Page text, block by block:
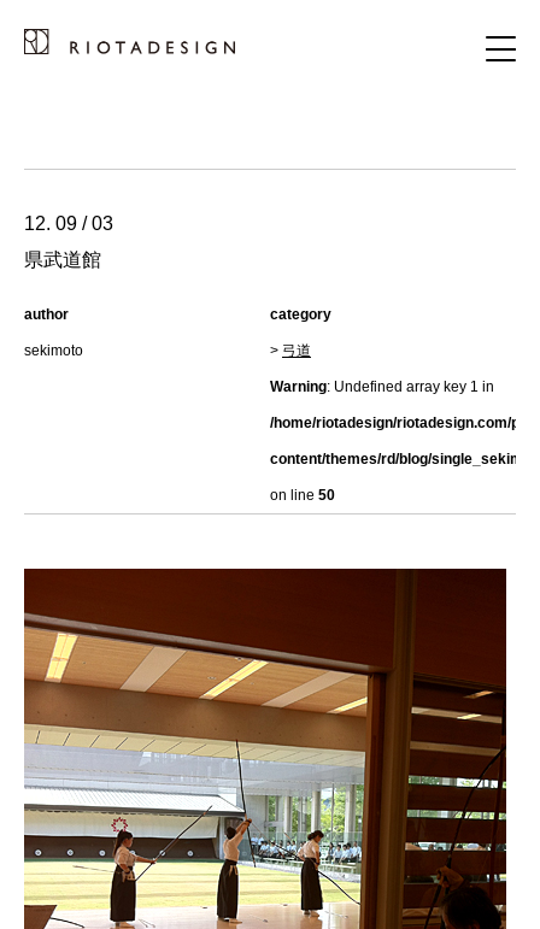
12. 09 / 03
県武道館
author
sekimoto
category
> 弓道
Warning: Undefined array key 1 in
/home/riotadesign/riotadesign.com/
content/themes/rd/blog/
on line 50